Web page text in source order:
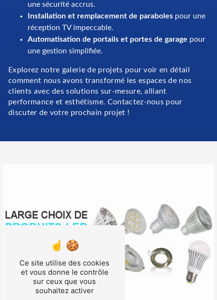
une sécurité accrus.
Installation et remplacement de paraboles pour une
réception TV impeccable.
Automatisation de portails et portes de garage pour
une gestion simplifiée.
Explorez notre galerie de projets pour voir en détail
comment nous avons transformé les espaces de nos
clients avec des solutions sur-mesure, alliant
performance et esthétisme. Contactez-nous pour
discuter de votre prochain projet !
Ce site utilise des cookies
et vous donne le contrôle
sur ceux que vous
souhaitez activer